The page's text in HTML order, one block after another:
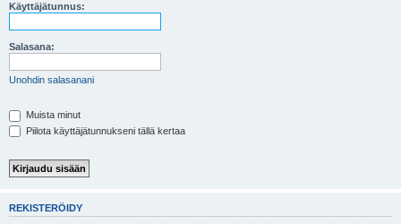
Käyttäjätunnus:
Salasana:
Unohdin salasanani
Muista minut
Piilota käyttäjätunnukseni tällä kertaa
REKISTERÖIDY